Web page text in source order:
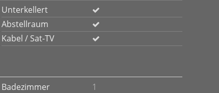
Unterkellert
Abstellraum
Kabel / Sat-TV
Badezimmer 1